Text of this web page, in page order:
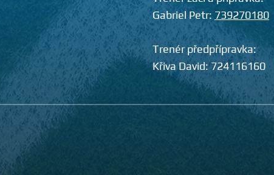
Gabriel Petr: 739270180
Trenér předpřípravka:
Křiva David:724116160